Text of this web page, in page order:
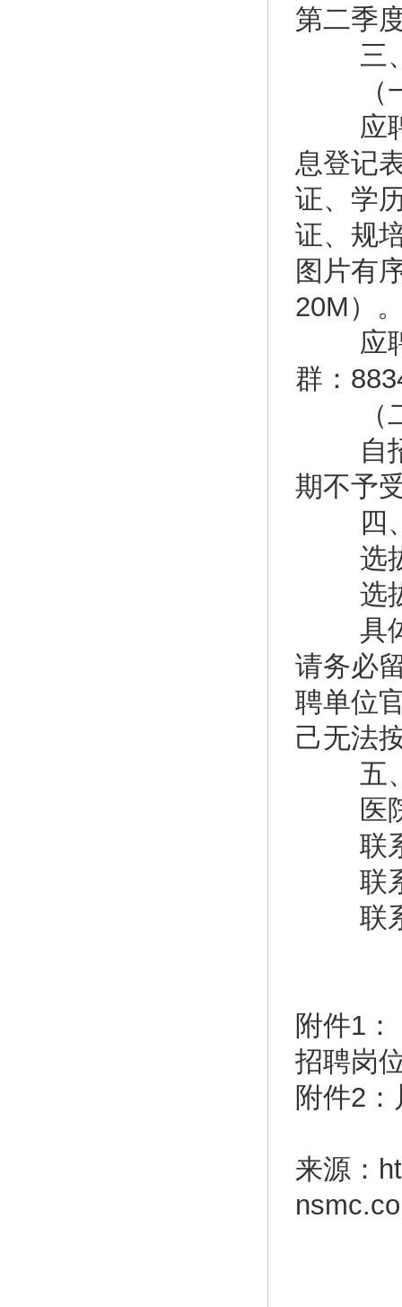
第二季
三、
（一
应聘
息登记
证、学
证、规
图片有
20M）
应聘
群：
（二
自招
期不予
四、
选拔
选拔
具体
请务必
聘单位
己无法
五、
医院
联系
联系
联系
附件1
招聘岗
附件2
来源：